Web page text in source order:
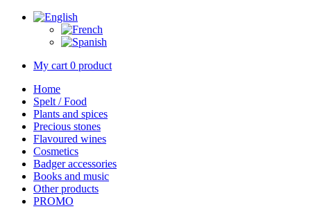
My cart 0 product
Home
Spelt / Food
Plants and spices
Precious stones
Flavoured wines
Cosmetics
Badger accessories
Books and music
Other products
PROMO